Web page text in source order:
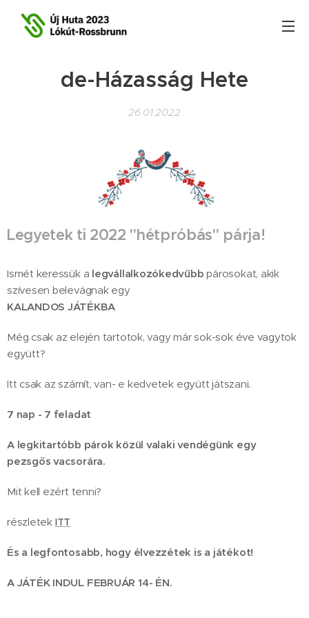
de-Házasság Hete
26.01.2022
Legyetek ti 2022 "hétpróbás" párja!
Ismét keressük a legvállalkozókedvűbb párosokat, akik
szívesen belevágnak egy
KALANDOS JÁTÉKBA
Még csak az elején tartotok, vagy már sok-sok éve vagytok
együtt?
Itt csak az számít, van- e kedvetek együtt játszani.
7 nap - 7 feladat
A legkitartóbb párok közül valaki vendégünk egy
pezsgős vacsorára.
Mit kell ezért tenni?
részletek ITT
És a legfontosabb, hogy élvezzétek is a játékot!
A JÁTÉK INDUL FEBRUÁR 14- ÉN.